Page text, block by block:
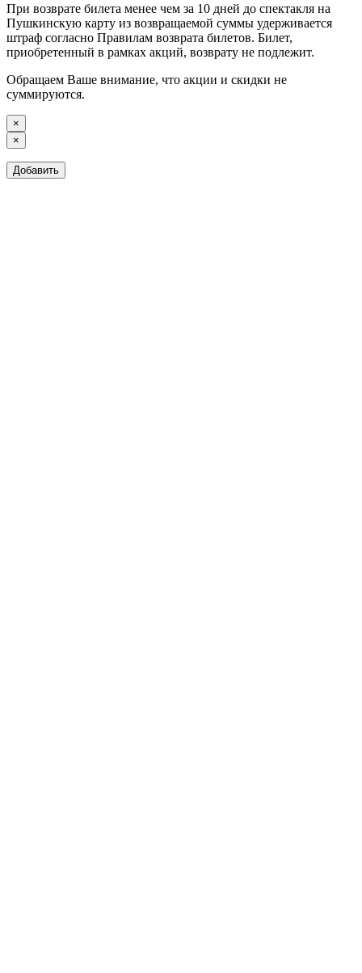
При возврате билета менее чем за 10 дней до спектакля на
Пушкинскую карту из возвращаемой суммы удерживается
штраф согласно Правилам возврата билетов. Билет,
приобретенный в рамках акций, возврату не подлежит.
Обращаем Ваше внимание, что акции и скидки не
суммируются.
×
×
Добавить